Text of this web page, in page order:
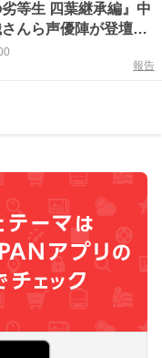
等生 四葉継承編』中
んら声優陣が登壇し
ポート｜LiSAさんに
司波達也＆深雪の描か
報告